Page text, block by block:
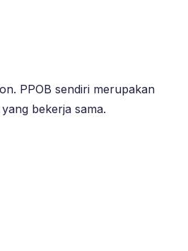
PPOB sendiri merupakan
bekerja sama.